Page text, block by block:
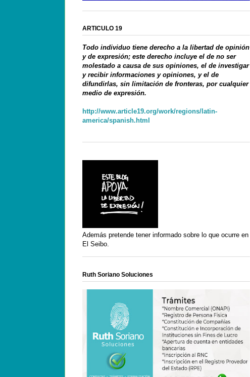
ARTICULO 19
Todo individuo tiene derecho a la libertad de opinión
y de expresión; este derecho incluye el de no ser
molestado a causa de sus opiniones, el de investigar
y recibir informaciones y opiniones, y el de
difundirlas, sin limitación de fronteras, por cualquier
medio de expresión.
http://www.article19.org/work/regions/latin-
america/spanish.html
Además pretende tener informado sobre lo que ocurre en
El Seibo.
Ruth Soriano Soluciones